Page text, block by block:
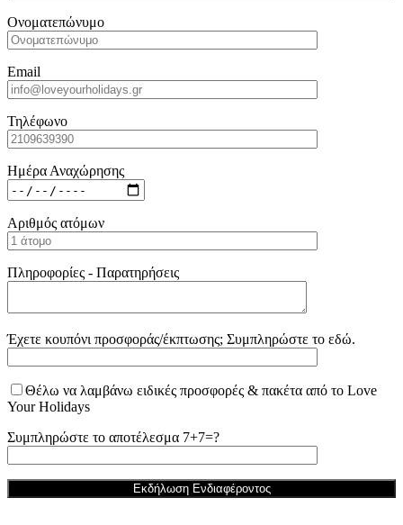
Ονοματεπώνυμο
Email
Τηλέφωνο
Ημέρα Αναχώρησης
Αριθμός ατόμων
Πληροφορίες - Παρατηρήσεις
Έχετε κουπόνι προσφοράς/έκπτωσης; Συμπληρώστε το εδώ.
Θέλω να λαμβάνω ειδικές προσφορές & πακέτα από το Love
Your Holidays
Συμπληρώστε το αποτέλεσμα 7+7=?